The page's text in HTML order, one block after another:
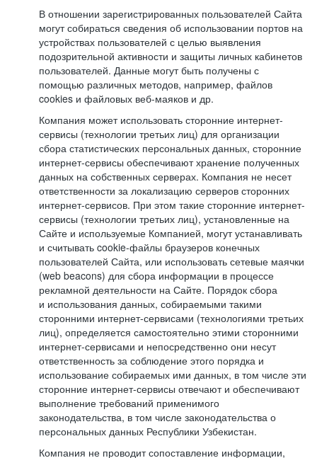
В отношении зарегистрированных пользователей Сайта
могут собираться сведения об использовании портов на
устройствах пользователей с целью выявления
подозрительной активности и защиты личных кабинетов
пользователей. Данные могут быть получены с
помощью различных методов, например, файлов
cookies и файловых веб-маяков и др.
Компания может использовать сторонние интернет-
сервисы (технологии третьих лиц) для организации
сбора статистических персональных данных, сторонние
интернет-сервисы обеспечивают хранение полученных
данных на собственных серверах. Компания не несет
ответственности за локализацию серверов сторонних
интернет-сервисов. При этом такие сторонние интернет-
сервисы (технологии третьих лиц), установленные на
Сайте и используемые Компанией, могут устанавливать
и считывать cookie-файлы браузеров конечных
пользователей Сайта, или использовать сетевые маячки
(web beacons) для сбора информации в процессе
рекламной деятельности на Сайте. Порядок сбора
и использования данных, собираемыми такими
сторонними интернет-сервисами (технологиями третьих
лиц), определяется самостоятельно этими сторонними
интернет-сервисами и непосредственно они несут
ответственность за соблюдение этого порядка и
использование собираемых ими данных, в том числе эти
сторонние интернет-сервисы отвечают и обеспечивают
выполнение требований применимого
законодательства, в том числе законодательства о
персональных данных Республики Узбекистан.
Компания не проводит сопоставление информации,